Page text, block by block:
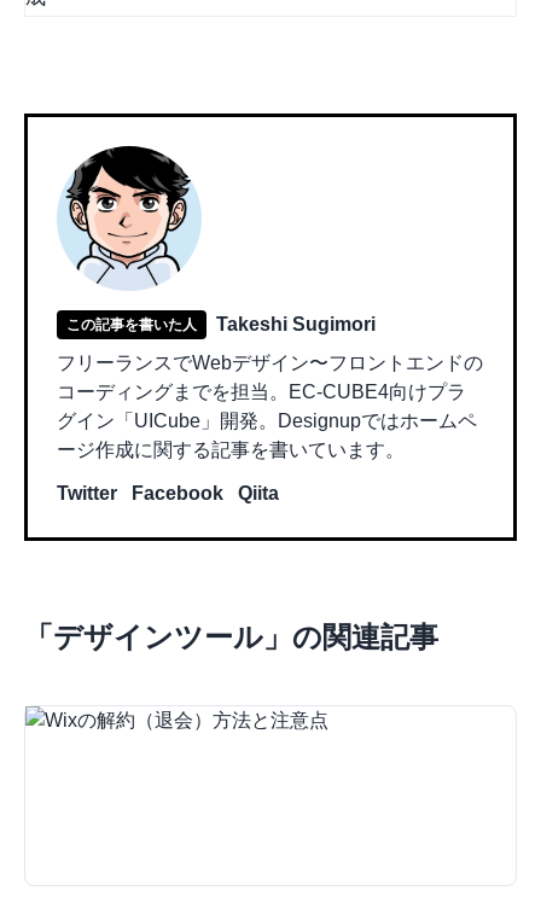
この記事を書いた人
Takeshi Sugimori
フリーランスでWebデザイン〜フロントエンドの
コーディングまでを担当。EC-CUBE4向けプラ
グイン「UICube」開発。Designupではホームペ
ージ作成に関する記事を書いています。
Twitter Facebook Qiita
「デザインツール 」の関連記事